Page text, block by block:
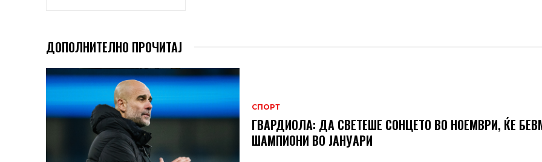
ДОПОЛНИТЕЛНО ПРОЧИТАЈ
СПОРТ
ГВАРДИОЛА: ДА СВЕТЕШЕ СОНЦЕТО ВО НОЕМВРИ, ЌЕ
ШАМПИОНИ ВО ЈАНУАРИ